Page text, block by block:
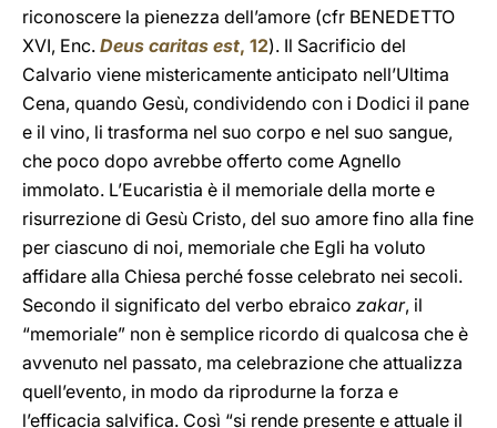
riconoscere la pienezza dell’amore (cfr BENEDETTO
XVI, Enc. Deus caritas est, 12). Il Sacrificio del
Calvario viene mistericamente anticipato nell’Ultima
Cena, quando Gesù, condividendo con i Dodici il pane
e il vino, li trasforma nel suo corpo e nel suo sangue,
che poco dopo avrebbe offerto come Agnello
immolato. L’Eucaristia è il memoriale della morte e
risurrezione di Gesù Cristo, del suo amore fino alla fine
per ciascuno di noi, memoriale che Egli ha voluto
affidare alla Chiesa perché fosse celebrato nei secoli.
Secondo il significato del verbo ebraico zakar, il
“memoriale” non è semplice ricordo di qualcosa che è
avvenuto nel passato, ma celebrazione che attualizza
quell’evento, in modo da riprodurne la forza e
l’efficacia salvifica. Così “si rende presente e attuale il